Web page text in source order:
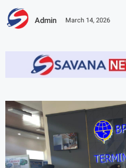
Admin March 14, 2026